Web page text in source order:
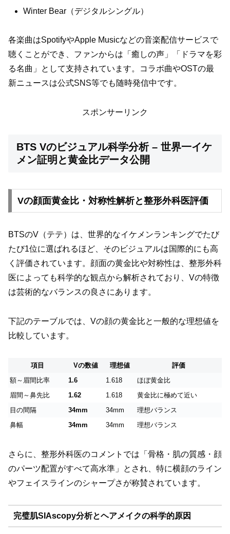
Winter Bear（デジタルシングル）
各楽曲はSpotifyやApple Musicなどの音楽配信サービスで
聴くことができ、ファンからは「癒しの声」「ドラマを彩
る名曲」として支持されています。コラボ曲やOSTの最
新ニュースは公式SNS等でも随時発信中です。
スポンサーリンク
BTS Vのビジュアル科学分析 – 世界一イケ
メン証明と黄金比データ公開
Vの顔面黄金比・対称性解析と整形外科医評価
BTSのV（テテ）は、世界的なイケメンランキングでたび
たび1位に選ばれるほど、そのビジュアルは国際的にも高
く評価されています。顔面の黄金比や対称性は、整形外科
医によっても科学的な観点から解析されており、Vの特徴
は芸術的なバランスの良さにあります。
下記のテーブルでは、Vの顔の黄金比と一般的な理想値を
比較しています。
項目 Vの数値 理想値
評価
額～眉間比率
1.6 1.618
ほぼ黄金比
眉間～鼻先比
1.62 1.618
黄金比に極めて近い
目の間隔
34mm 34mm
理想バランス
鼻幅
34mm 34mm 理想バランス
さらに、整形外科医のコメントでは「骨格・肌の質感・顔
のパーツ配置がすべて高水準」とされ、特に横顔のライン
やフェイスラインのシャープさが称賛されています。
完璧肌SIAscopy分析とヘアメイクの科学的原因